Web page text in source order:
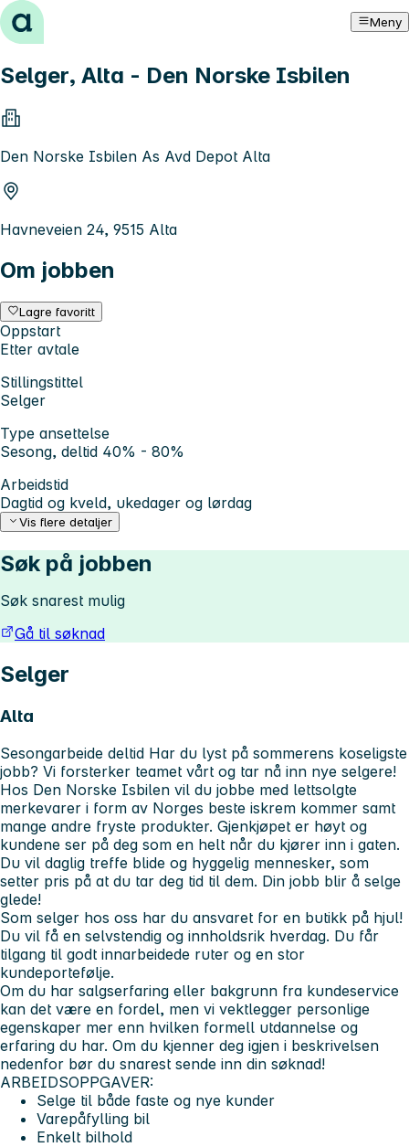
Hopp til innhold Meny
Selger, Alta - Den Norske Isbilen
Den Norske Isbilen As Avd Depot Alta
Havneveien 24, 9515 Alta
Om jobben
Lagre favoritt
Oppstart
Etter avtale
Stillingstittel
Selger
Type ansettelse
Sesong, deltid 40% - 80%
Arbeidstid
Dagtid og kveld, ukedager og lørdag
Vis flere detaljer
Søk på jobben
Søk snarest mulig
Gå til søknad
Selger
Alta
Sesongarbeide deltid Har du lyst på sommerens koseligste
jobb? Vi forsterker teamet vårt og tar nå inn nye selgere!
Hos Den Norske Isbilen vil du jobbe med lettsolgte
merkevarer i form av Norges beste iskrem kommer samt
mange andre fryste produkter. Gjenkjøpet er høyt og
kundene ser på deg som en helt når du kjører inn i gaten.
Du vil daglig treffe blide og hyggelig mennesker, som
setter pris på at du tar deg tid til dem. Din jobb blir å selge
glede!
Som selger hos oss har du ansvaret for en butikk på hjul!
Du vil få en selvstendig og innholdsrik hverdag. Du får
tilgang til godt innarbeidede ruter og en stor
kundeportefølje.
Om du har salgserfaring eller bakgrunn fra kundeservice
kan det være en fordel, men vi vektlegger personlige
egenskaper mer enn hvilken formell utdannelse og
erfaring du har. Om du kjenner deg igjen i beskrivelsen
nedenfor bør du snarest sende inn din søknad!
ARBEIDSOPPGAVER:
Selge til både faste og nye kunder
Varepåfylling bil
Enkelt bilhold